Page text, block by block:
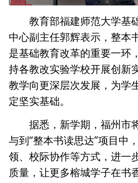
教育部福建师范大学基
中心副主任郭辉表示，整本
是基础教育改革的重要一环
持各教改实验学校开展创新
教学向更深层次发展，为学
定坚实基础。
据悉，新学期，福州市
与到“整本书读思达”项目中
领、校际协作等方式，进一
质量，让更多榕城学子在书